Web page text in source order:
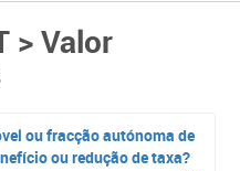
> Valor
ou fracção autónoma de
ou redução de taxa?